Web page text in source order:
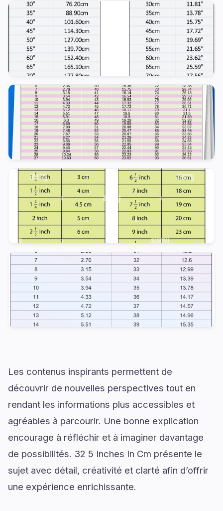
Les contenus inspirants permettent de
découvrir de nouvelles perspectives tout en
rendant les informations plus accessibles et
agréables à parcourir. Une bonne explication
encourage à réfléchir et à imaginer davantage
de possibilités. 32 5 Inches In Cm présente le
sujet avec détail, créativité et clarté afin d’offrir
une expérience enrichissante.